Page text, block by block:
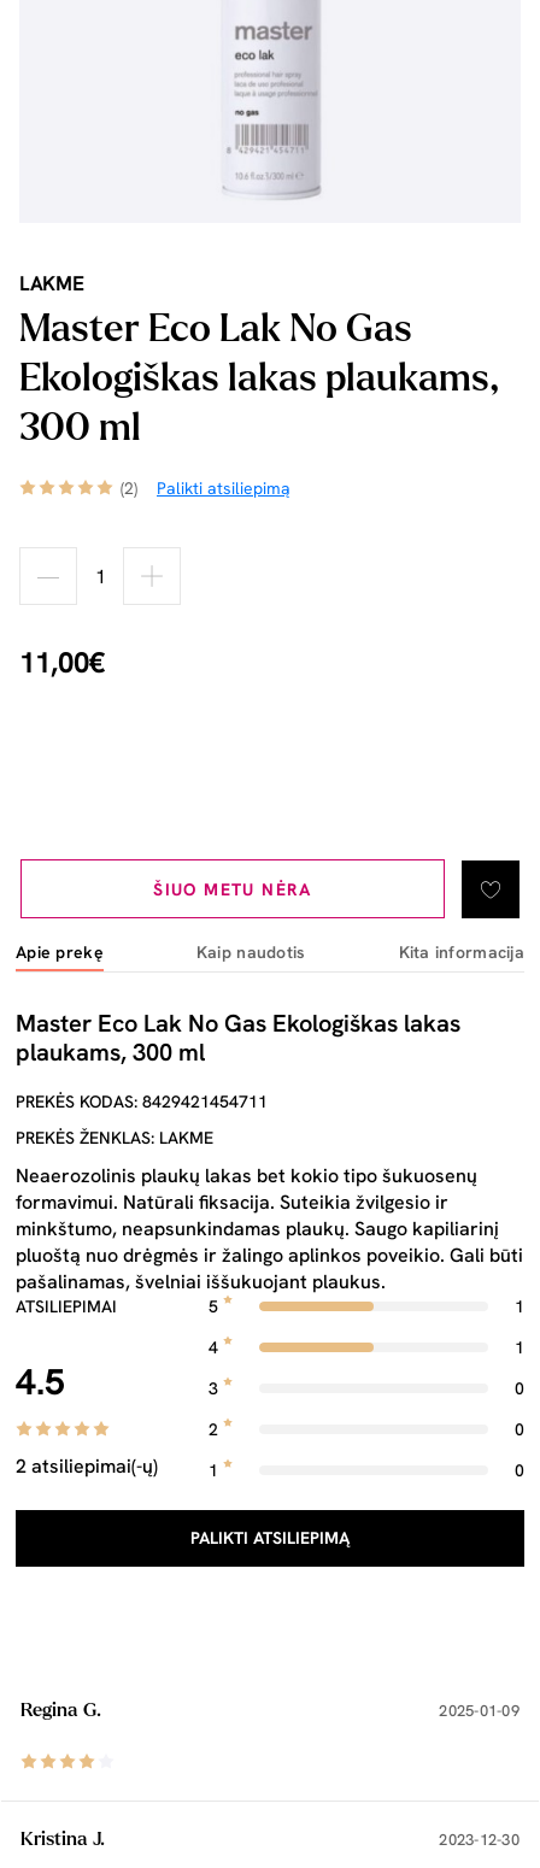
LAKME
Master Eco Lak No Gas
Ekologiškas lakas plaukams,
300 ml
(2) Palikti atsiliepimą
11,00€
ŠIUO METU NĖRA
Apie prekę Kaip naudotis Kita informacija
Master Eco Lak No Gas Ekologiškas lakas
plaukams, 300 ml
PREKĖS KODAS: 8429421454711
PREKĖS ŽENKLAS: LAKME
Neaerozolinis plaukų lakas bet kokio tipo šukuosenų
formavimui. Natūrali fiksacija. Suteikia žvilgesio ir
minkštumo, neapsunkindamas plaukų. Saugo kapiliarinį
pluoštą nuo drėgmės ir žalingo aplinkos poveikio. Gali būti
pašalinamas, švelniai iššukuojant plaukus.
ATSILIEPIMAI
4.5
2 atsiliepimai(-ų)
5
1
4
1
3
0
2
0
1
0
PALIKTI ATSILIEPIMĄ
Regina G. 2025-01-09
Kristina J. 2023-12-30